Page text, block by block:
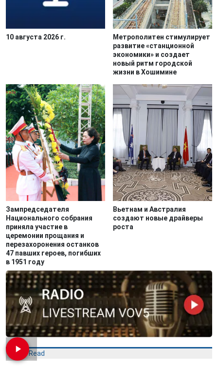
10 августа 2026 г.
Метрополитен стимулирует
развитие «станционной
экономики» и создает
новый ритм городской
жизни в Хошимине
Зампредседателя
Национального собрания
приняла участие в
церемонии прощания и
перезахоронения останков
47 павших героев, погибших
в 1951 году
Вьетнам и Австралия
создают новые драйверы
роста
Most Read